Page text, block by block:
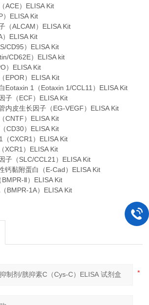
ACE）ELISA Kit
）ELISA Kit
（ALCAM）ELISA Kit
）ELISA Kit
CD95）ELISA Kit
CD62E）ELISA kit
）ELISA Kit
EPOR）ELISA Kit
Eotaxin 1（Eotaxin 1/CCL11）ELISA Kit
子（ECF）ELISA Kit
内皮生长因子（EG-VEGF）ELISA Kit
CNTF）ELISA Kit
CD30）ELISA Kit
（CXCR1）ELISA Kit
XCR1）ELISA Kit
子（SLC/CCL21）ELISA Kit
钙黏附蛋白（E-Cad）ELISA Kit
Ⅱ）ELISA Kit
BMPR-1A）ELISA Kit